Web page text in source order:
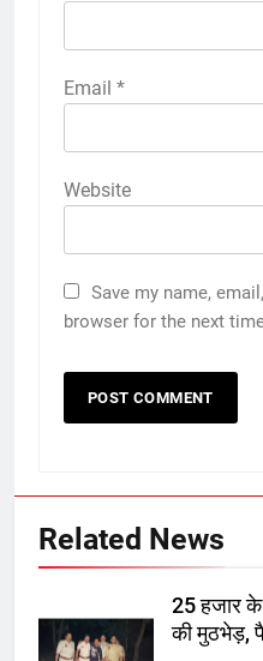
Email *
Website
Save my name,
browser for the next
Related News
25 हजार के
की मुठभेड़,